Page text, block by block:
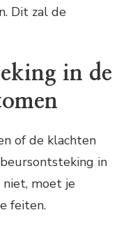
Dit zal de
in de
of de klachten
in
moet je
feiten.